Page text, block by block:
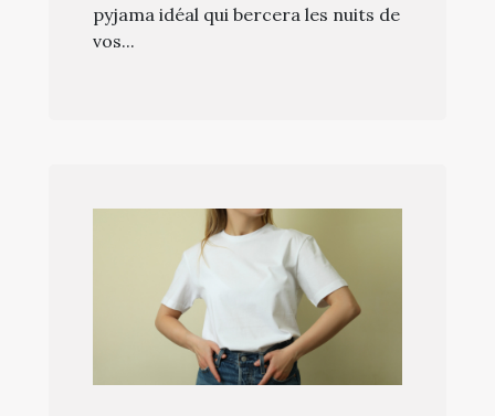
pyjama idéal qui bercera les nuits de
vos...